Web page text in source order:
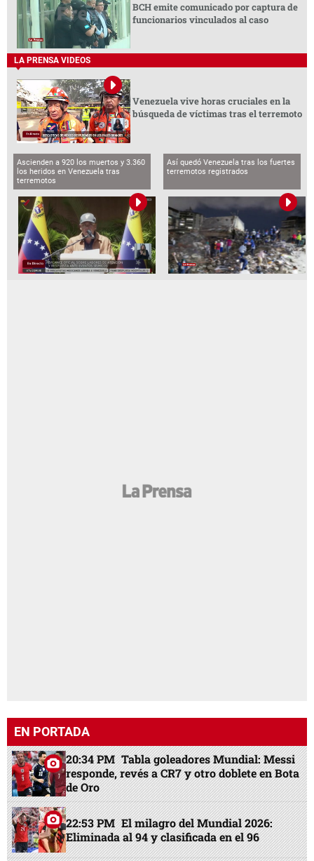
BCH emite comunicado por captura de
funcionarios vinculados al caso
LA PRENSA VIDEOS
Venezuela vive horas cruciales en la
búsqueda de víctimas tras el terremoto
Ascienden a 920 los muertos y 3.360
los heridos en Venezuela tras
terremotos
Así quedó Venezuela tras los fuertes
terremotos registrados
EN PORTADA
20:34 PM Tabla goleadores Mundial: Messi
responde, revés a CR7 y otro doblete en Bota
de Oro
22:53 PM El milagro del Mundial 2026:
Eliminada al 94 y clasificada en el 96